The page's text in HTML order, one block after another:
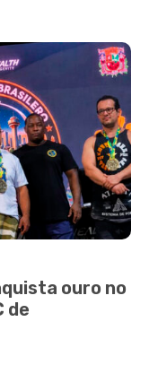
ouro no
de